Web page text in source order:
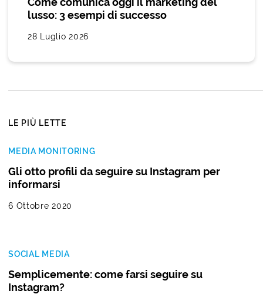
lusso: 3 esempi di successo
28 Luglio 2026
LE PIÙ LETTE
MEDIA MONITORING
Gli otto profili da seguire su Instagram per
informarsi
6 Ottobre 2020
SOCIAL MEDIA
Semplicemente: come farsi seguire su
Instagram?